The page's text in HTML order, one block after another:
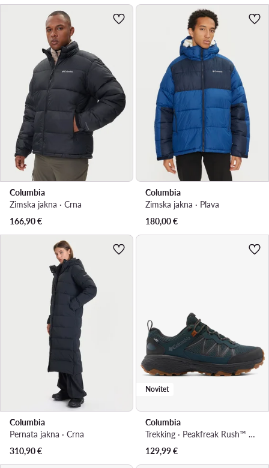
Columbia
Zimska jakna · Crna
166,90€
Columbia
Zimska jakna · Plava
180,00€
Columbia
Pernata jakna · Crna
310,90€
Novitet
Columbia
Trekking · Peakfreak Rush™ OutDry™ 2108291 · Zelena
129,99€